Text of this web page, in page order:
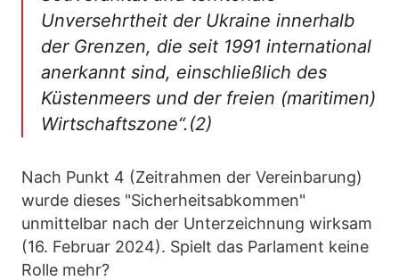
Unversehrtheit der Ukraine innerhalb
der Grenzen, die seit 1991 international
anerkannt sind, einschließlich des
Küstenmeers und der freien (maritimen)
Wirtschaftszone“.(2)
Nach Punkt 4 (Zeitrahmen der Vereinbarung)
wurde dieses "Sicherheitsabkommen"
unmittelbar nach der Unterzeichnung wirksam
(16. Februar 2024). Spielt das Parlament keine
Rolle mehr?